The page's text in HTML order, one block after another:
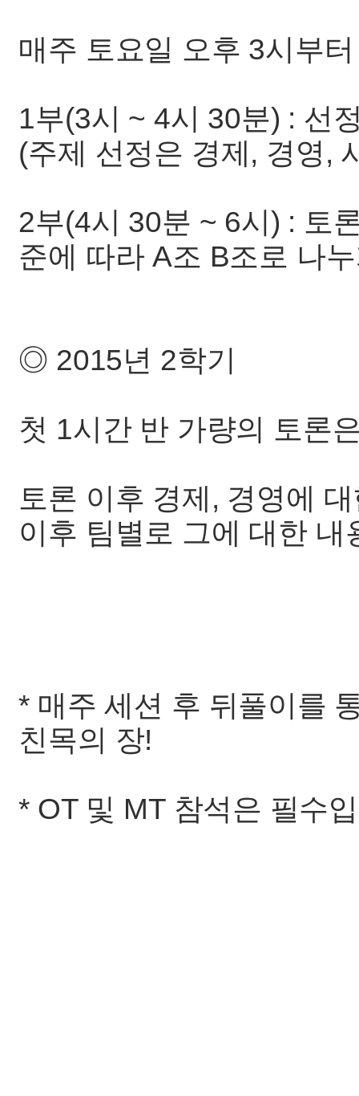
매주 토요일 오후 3시부
1부(3시 ~ 4시 30분) : 선
(주제 선정은 경제, 경영,
2부(4시 30분 ~ 6시) : 토
준에 따라 A조 B조로 나
◎ 2015년 2학기
첫 1시간 반 가량의 토론
토론 이후 경제, 경영에
이후 팀별로 그에 대한
* 매주 세션 후 뒤풀이를
친목의 장!
* OT 및 MT 참석은 필수